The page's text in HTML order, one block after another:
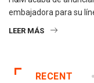
embajadora para su
LEER MÁS
RECENT